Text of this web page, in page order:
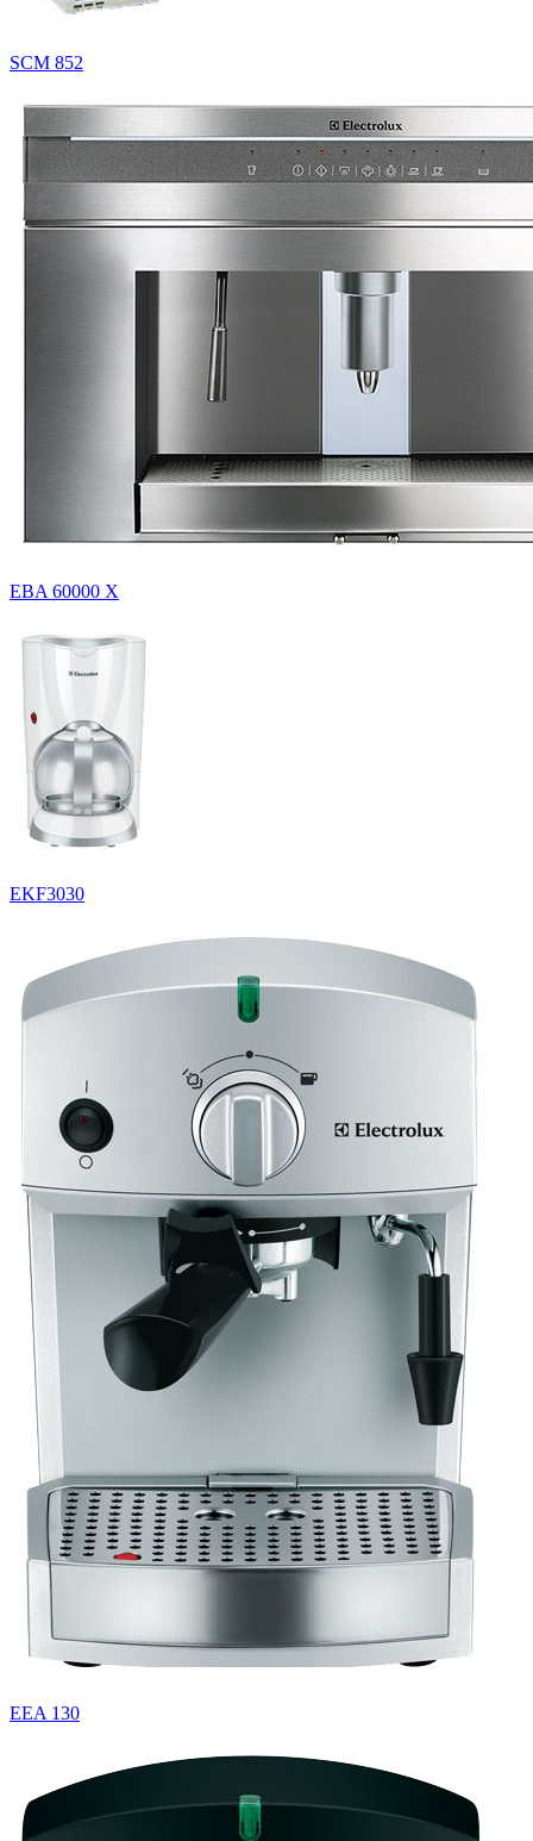
SCM 852
EBA 60000 X
EKF3030
EEA 130